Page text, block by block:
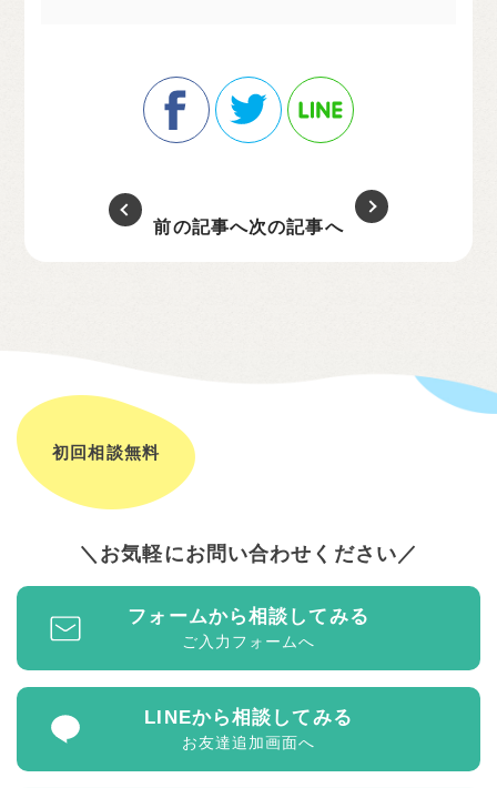
前の記事へ次の記事へ
初回相談無料
お気軽にお問い合わせください
フォームから相談してみる
ご入力フォームへ
LINEから相談してみる
お友達追加画面へ